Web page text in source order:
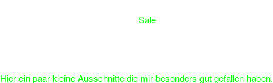
Sale
Hier ein paar kleine Ausschnitte die mir besonders gut gefallen haben.